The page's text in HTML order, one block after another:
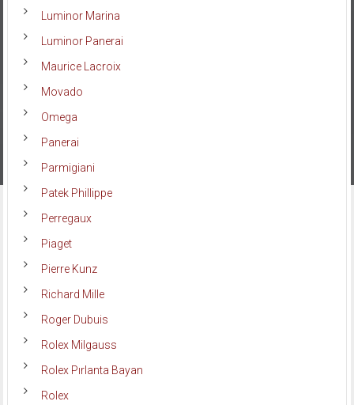
Luminor Marina
Luminor Panerai
Maurice Lacroix
Movado
Omega
Panerai
Parmigiani
Patek Phillippe
Perregaux
Piaget
Pierre Kunz
Richard Mille
Roger Dubuis
Rolex Milgauss
Rolex Pırlanta Bayan
Rolex